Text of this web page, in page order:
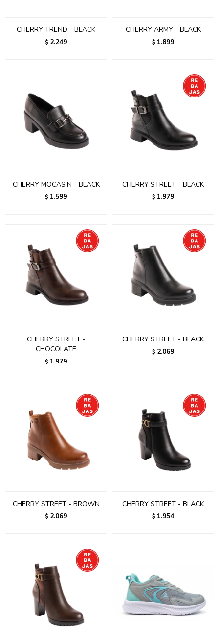
CHERRY TREND - BLACK
$ 2.249
CHERRY ARMY - BLACK
$ 1.899
CHERRY MOCASIN - BLACK
$ 1.599
CHERRY STREET - BLACK
$ 1.979
CHERRY STREET -
CHOCOLATE
$ 1.979
CHERRY STREET - BLACK
$ 2.069
CHERRY STREET - BROWN
$ 2.069
CHERRY STREET - BLACK
$ 1.954